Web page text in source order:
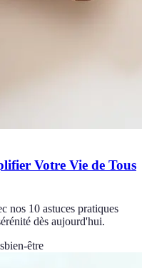
Votre Vie de Tous
nos 10 astuces pratiques
dès aujourd'hui.
bien-être